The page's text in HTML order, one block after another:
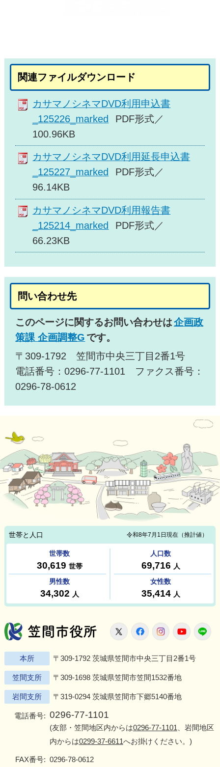
関連ファイルダウンロード
カサマノシネマDVD利用申込書
_125226_marked
PDF形式／
100.96KB
カサマノシネマDVD利用延長申込書
_125227_marked
PDF形式／
96.14KB
カサマノシネマDVD利用報告書
_125214_marked
PDF形式／
66.23KB
問い合わせ先
このページに関するお問い合わせは企画政
策課 企画調整G です。
〒309-1792 笠間市中央三丁目2番1号
電話番号：0296-77-1101 ファクス番号：
0296-78-0612
笠間市役所
X FacebookInstagram
本所 〒309-1792 茨城県笠間市中央三丁目2番1号
笠間支所 〒309-1698 茨城県笠間市笠間1532番地
岩間支所 〒319-0294 茨城県笠間市下郷5140番地
電話番号: 0296-77-1101
(友部・笠間地区内からは0296-77-1101 、岩間地区
内からは0299-37-6611へお掛けください。)
FAX番号: 0296-78-0612